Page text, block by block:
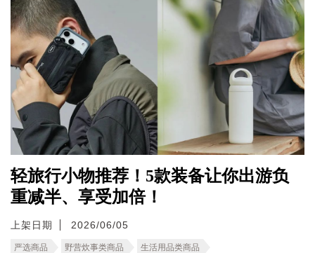
轻旅行小物推荐！5款装备让你出游负
重减半、享受加倍！
上架日期 2026/06/05
严选商品 野营炊事类商品 生活用品类商品